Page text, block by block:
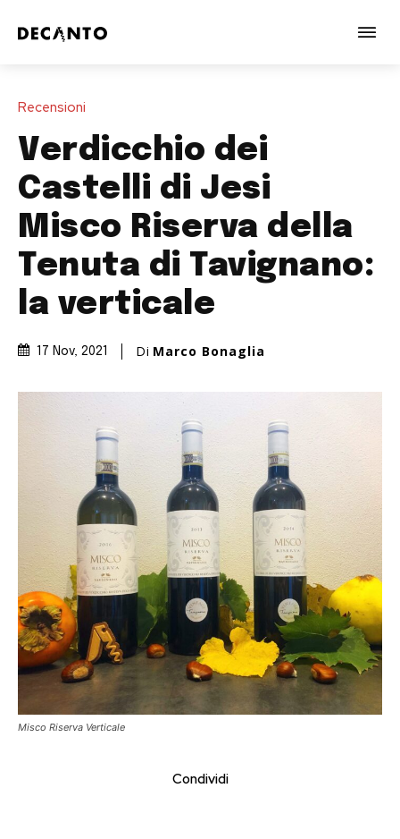
Recensioni
Verdicchio dei
Castelli di Jesi
Misco Riserva della
Tenuta di Tavignano:
la verticale
17 Nov, 2021 Di Marco Bonaglia
Misco Riserva Verticale
Condividi